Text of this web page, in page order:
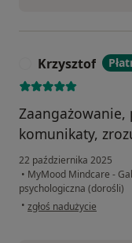
Krzysztof
komunikaty,
22 października 2025
• MyMood Mindcare -
psychologiczna (dorośli)
• w opinii użytkownika
zgłoś nadużycie